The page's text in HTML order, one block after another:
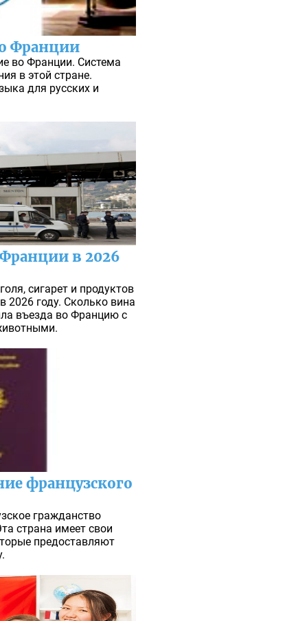
Франции
во Франции. Система
в этой стране.
для русских и
в 2026
сигарет и продуктов
2026 году. Сколько вина
въезда во Францию с
французского
гражданство
страна имеет свои
предоставляют